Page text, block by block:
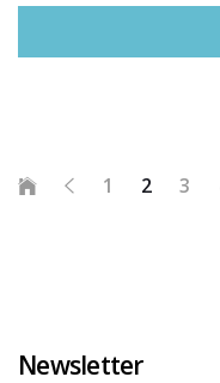
1 2 3
Newsletter